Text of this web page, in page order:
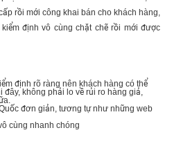
rồi mới công khai bán cho khách hàng,
định vô cùng chặt chẽ rồi mới được
định rõ ràng nên khách hàng có thể
không phải lo về rủi ro hàng giả,
đơn giản, tương tự như những web
cùng nhanh chóng